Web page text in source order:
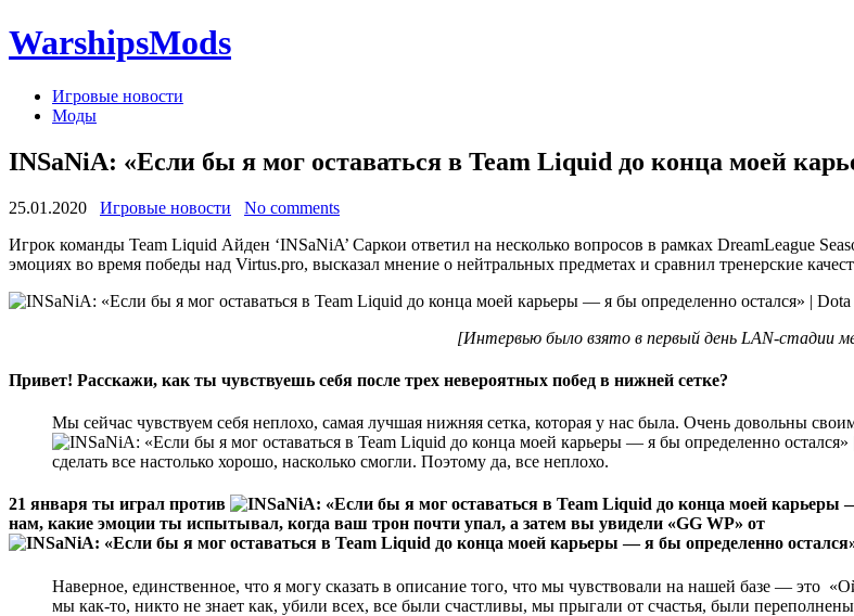
WarshipsMods
Игровые новости
Моды
INSaNiA: «Если бы я мог оставаться в Team Liquid до конца моей
25.01.2020 Игровые новости
No comments
Игрок команды Team Liquid Айден ‘INSaNiA’ Саркои ответил на несколько вопросов в рамках DreamLeague
эмоциях во время победы над Virtus.pro, высказал мнение о нейтральных предметах и сравнил тренерские
[Интервью было взято в первый день LAN-стадии
Привет! Расскажи, как ты чувствуешь себя после трех невероятных побед в нижней сетке?
Мы сейчас чувствуем себя неплохо, самая лучшая нижняя сетка, которая у нас была. Очень довольны
сделать все настолько хорошо, насколько смогли. Поэтому да, все неплохо.
21 января ты играл против
нам, какие эмоции ты испытывал, когда ваш трон почти упал, а затем вы увидели «GG WP» от
Наверное, единственное, что я могу сказать в описание того, что мы чувствовали на нашей базе — это
мы как-то, никто не знает как, убили всех, все были счастливы, мы прыгали от счастья, были